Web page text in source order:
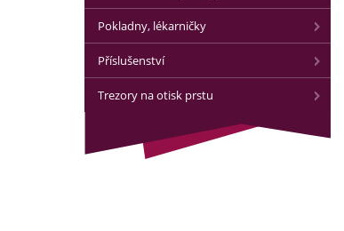
Pokladny, lékarničky
Příslušenství
Trezory na otisk prstu